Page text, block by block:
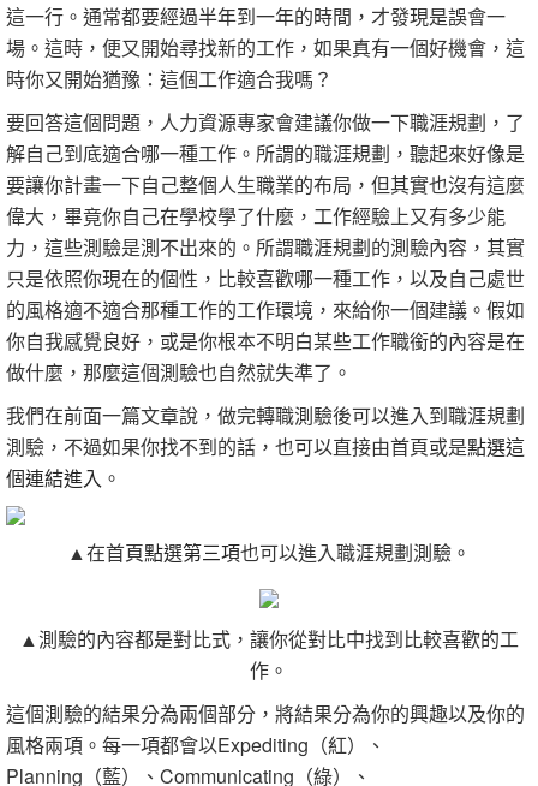
這一行。通常都要經過半年到一年的時間，才發現是誤會一
場。這時，便又開始尋找新的工作，如果真有一個好機會，這
時你又開始猶豫：這個工作適合我嗎？
要回答這個問題，人力資源專家會建議你做一下職涯規劃，了
解自己到底適合哪一種工作。所謂的職涯規劃，聽起來好像是
要讓你計畫一下自己整個人生職業的布局，但其實也沒有這麼
偉大，畢竟你自己在學校學了什麼，工作經驗上又有多少能
力，這些測驗是測不出來的。所謂職涯規劃的測驗內容，其實
只是依照你現在的個性，比較喜歡哪一種工作，以及自己處世
的風格適不適合那種工作的工作環境，來給你一個建議。假如
你自我感覺良好，或是你根本不明白某些工作職銜的內容是在
做什麼，那麼這個測驗也自然就失準了。
我們在前面一篇文章說，做完轉職測驗後可以進入到職涯規劃
測驗，不過如果你找不到的話，也可以直接由首頁或是點選這
個連結進入 。
▲在首頁點選第三項也可以進入職涯規劃測驗。
▲測驗的內容都是對比式，讓你從對比中找到比較喜歡的工
作。
這個測驗的結果分為兩個部分，將結果分為你的興趣以及你的
風格兩項。每一項都會以Expediting（紅）、
Planning（藍）、Communicating（綠）、